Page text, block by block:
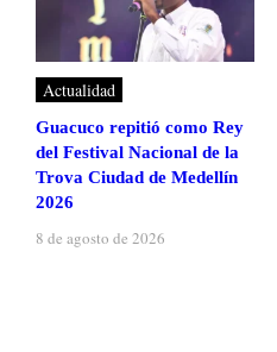
Actualidad
Guacuco repitió como Rey
del Festival Nacional de la
Trova Ciudad de Medellín
2026
8 de agosto de 2026